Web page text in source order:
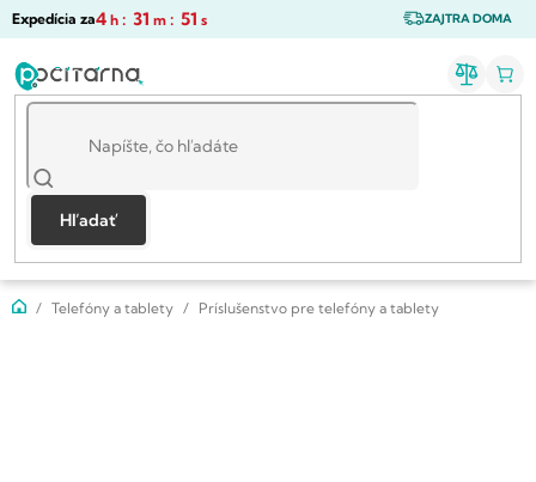
Prejsť
ZAJTRA DOMA
Expedícia za4 h : 31 m : 51 s
Hľadať
DomovTelefóny a tablety Príslušenstvo pre telefóny a tablety